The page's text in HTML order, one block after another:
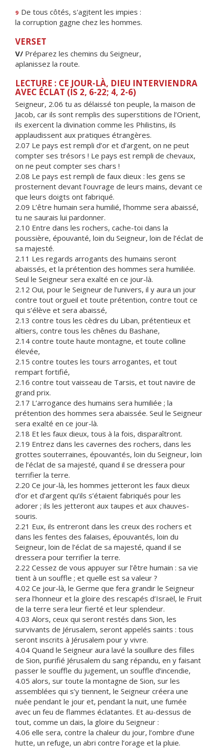
9 De tous côtés, s'agitent les impies :
la corruption gagne chez les hommes.
VERSET
V/ Préparez les chemins du Seigneur,
aplanissez la route.
LECTURE : CE JOUR-LÀ, DIEU INTERVIENDRA
AVEC ÉCLAT (IS 2, 6-22; 4, 2-6)
Seigneur, 2.06 tu as délaissé ton peuple, la maison de
Jacob, car ils sont remplis des superstitions de l’Orient,
ils exercent la divination comme les Philistins, ils
applaudissent aux pratiques étrangères.
2.07 Le pays est rempli d’or et d’argent, on ne peut
compter ses trésors ! Le pays est rempli de chevaux,
on ne peut compter ses chars !
2.08 Le pays est rempli de faux dieux : les gens se
prosternent devant l’ouvrage de leurs mains, devant ce
que leurs doigts ont fabriqué.
2.09 L’être humain sera humilié, l’homme sera abaissé,
tu ne saurais lui pardonner.
2.10 Entre dans les rochers, cache-toi dans la
poussière, épouvanté, loin du Seigneur, loin de l’éclat de
sa majesté.
2.11 Les regards arrogants des humains seront
abaissés, et la prétention des hommes sera humiliée.
Seul le Seigneur sera exalté en ce jour-là.
2.12 Oui, pour le Seigneur de l’univers, il y aura un jour
contre tout orgueil et toute prétention, contre tout ce
qui s’élève et sera abaissé,
2.13 contre tous les cèdres du Liban, prétentieux et
altiers, contre tous les chênes du Bashane,
2.14 contre toute haute montagne, et toute colline
élevée,
2.15 contre toutes les tours arrogantes, et tout
rempart fortifié,
2.16 contre tout vaisseau de Tarsis, et tout navire de
grand prix.
2.17 L’arrogance des humains sera humiliée ; la
prétention des hommes sera abaissée. Seul le Seigneur
sera exalté en ce jour-là.
2.18 Et les faux dieux, tous à la fois, disparaîtront.
2.19 Entrez dans les cavernes des rochers, dans les
grottes souterraines, épouvantés, loin du Seigneur, loin
de l’éclat de sa majesté, quand il se dressera pour
terrifier la terre.
2.20 Ce jour-là, les hommes jetteront les faux dieux
d’or et d’argent qu’ils s’étaient fabriqués pour les
adorer ; ils les jetteront aux taupes et aux chauves-
souris.
2.21 Eux, ils entreront dans les creux des rochers et
dans les fentes des falaises, épouvantés, loin du
Seigneur, loin de l’éclat de sa majesté, quand il se
dressera pour terrifier la terre.
2.22 Cessez de vous appuyer sur l’être humain : sa vie
tient à un souffle ; et quelle est sa valeur ?
4.02 Ce jour-là, le Germe que fera grandir le Seigneur
sera l’honneur et la gloire des rescapés d’Israël, le Fruit
de la terre sera leur fierté et leur splendeur.
4.03 Alors, ceux qui seront restés dans Sion, les
survivants de Jérusalem, seront appelés saints : tous
seront inscrits à Jérusalem pour y vivre.
4.04 Quand le Seigneur aura lavé la souillure des filles
de Sion, purifié Jérusalem du sang répandu, en y faisant
passer le souffle du jugement, un souffle d’incendie,
4.05 alors, sur toute la montagne de Sion, sur les
assemblées qui s’y tiennent, le Seigneur créera une
nuée pendant le jour et, pendant la nuit, une fumée
avec un feu de flammes éclatantes. Et au-dessus de
tout, comme un dais, la gloire du Seigneur :
4.06 elle sera, contre la chaleur du jour, l’ombre d’une
hutte, un refuge, un abri contre l’orage et la pluie.